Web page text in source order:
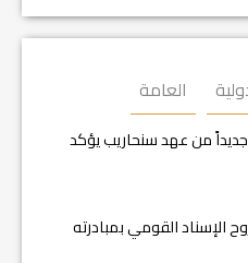
العامة
من عهد سنحاريب يؤكد
الإسناد القومي بمبادرته